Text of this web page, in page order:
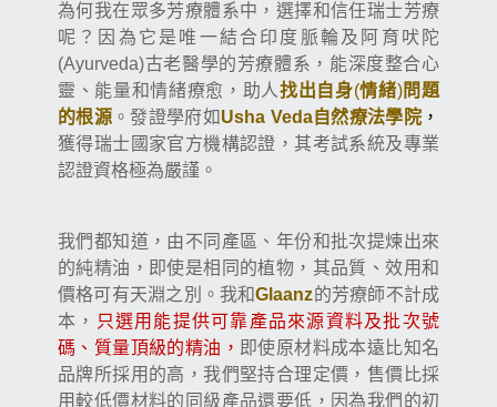
為何我在眾多芳療體系中，選擇和信任瑞士芳療
呢？因為它是唯一結合印度脈輪及阿育吠陀
(Ayurveda)古老醫學的芳療體系，能深度整合心
靈、能量和情緒療愈，助人找出自身(情緒)問題
的根源 。發證學府如Usha Veda自然療法學院 ，
獲得瑞士國家官方機構認證，其考試系統及專業
認證資格極為嚴謹。
我們都知道，由不同產區、年份和批次提煉出來
的純精油，即使是相同的植物，其品質、效用和
價格可有天淵之別。我和Glaanz的芳療師不計成
本， 只選用能提供可靠產品來源資料及批次號
碼、質量頂級的精油， 即使原材料成本遠比知名
品牌所採用的高，我們堅持合理定價，售價比採
用較低價材料的同級產品還要低，因為我們的初